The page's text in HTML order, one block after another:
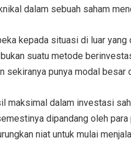
dalam sebuah saham
kepada situasi di luar
suatu metode
sekiranya punya modal
maksimal dalam investasi
dipandang oleh
niat untuk mulai